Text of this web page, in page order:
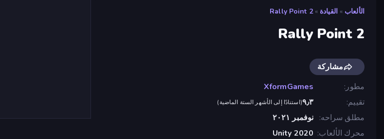
الألعاب » القيادة »
Rally Point 2
Rally Point 2
مشاركة
مطور
XformGames
تقييم
٩٫٣(استنادًا إلى الأشهر الستة الماضية)
مطلق سراحه
نوفمبر ٢٠٢١
محرك الألعاب Unity 2020